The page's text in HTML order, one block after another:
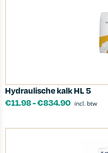
Hydraulische kalk HL 5
€11.98-€834.90 incl. btw